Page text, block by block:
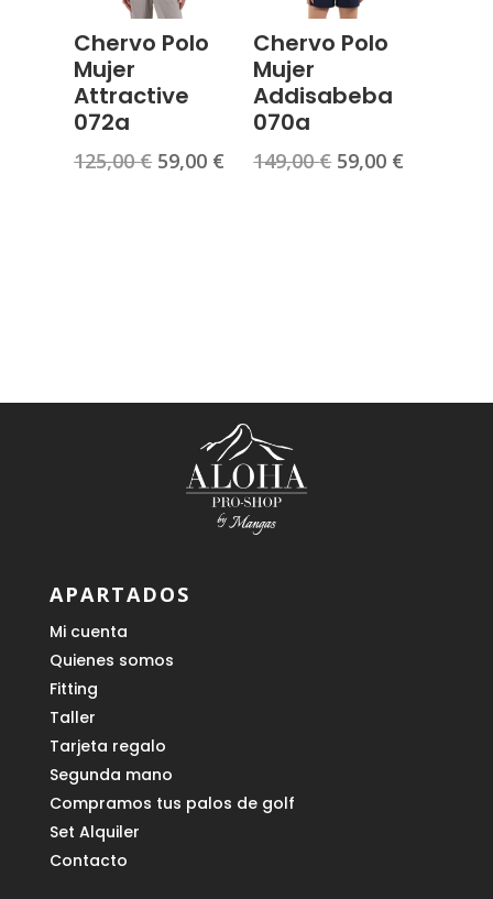
Chervo Polo
Mujer
Attractive
072a
125,00€ El
59,00 €
Chervo Polo
Mujer
Addisabeba
070a
149,00€ El
59,00 €
APARTADOS
Mi cuenta
Quienes somos
Fitting
Taller
Tarjeta regalo
Segunda mano
Compramos tus palos de golf
Set Alquiler
Contacto